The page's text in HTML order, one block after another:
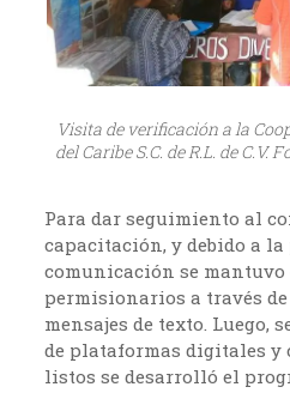
Visita de verificación a la
del Caribe S.C. de R.L. de C.V.
Para dar seguimiento al
capacitación, y debido a
comunicación se mantuvo
permisionarios a través
mensajes de texto. Luego,
de plataformas digitales y
listos se desarrolló el